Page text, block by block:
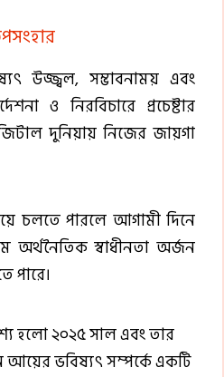
উজ্জ্বল, সম্ভাবনাময় এবং
ও নিরবিচারে প্রচেষ্টার
দুনিয়ায় নিজের জায়গা
চলতে পারলে আগামী দিনে
স্বাধীনতা অর্জন
পারে।
হলো ২০২৫ সাল এবং তার
ভবিষ্যৎ সম্পর্কে একটি